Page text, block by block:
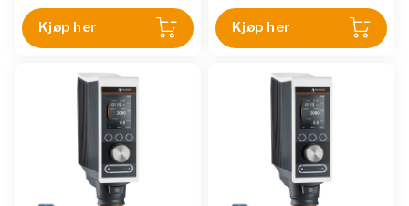
Kjøp her Kjøp her